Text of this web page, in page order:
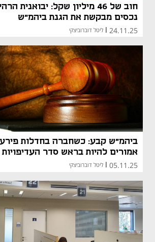
חוב של 46 מיליון שקל: יבואנית
נכסים מבקשת את הגנת ביהמ"ש
24.11.25
| ליטל דוברוביצקי
ביהמ"ש קבע: כשחברה בחדלות
אמורים להיות בראש סדר
05.11.25 ליטל דוברוביצקי